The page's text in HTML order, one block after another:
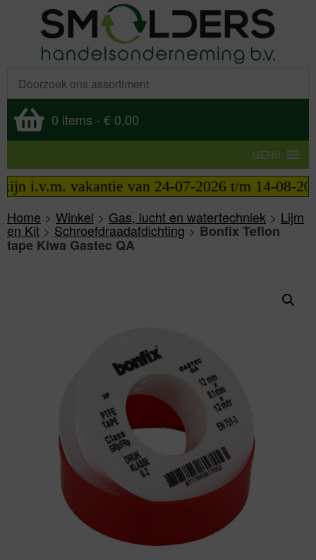
0 items - € 0,00
MENU
vakantie van 24-07-2026 t/m 14-08-2026
Home > Winkel > Gas, lucht en watertechniek > Lijm
en Kit> Schroefdraadafdichting>Bonfix Teflon
tape Kiwa Gastec QA